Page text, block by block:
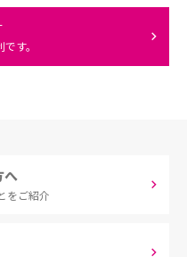
す。
へ
をご紹介